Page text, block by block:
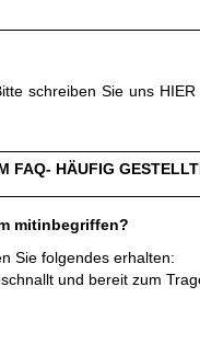
schreiben Sie uns HIER
FAQ- HÄUFIG
mitinbegriffen?
Sie folgendes erhalten:
und bereit zum